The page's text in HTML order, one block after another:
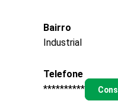
Bairro
Industrial
Telefone
**********